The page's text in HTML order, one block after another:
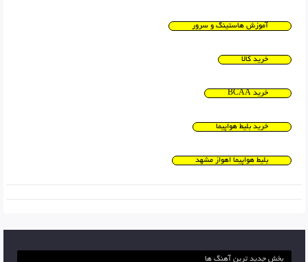
آموزش هاستینگ و سرور
خرید کالا
خرید BCAA
خرید بلیط هواپیما
بلیط هواپیما اهواز مشهد
بخش جدید ترین آهنگ ها